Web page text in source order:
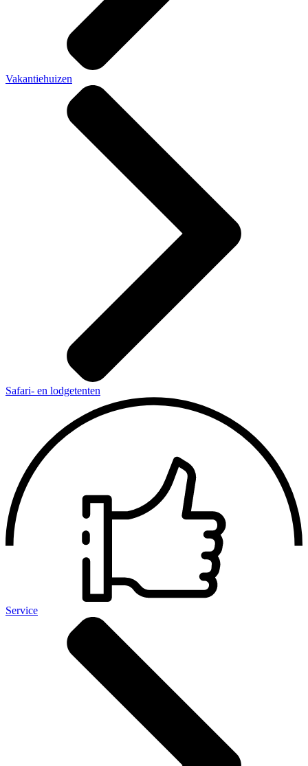
Vakantiehuizen
Safari- en lodgetenten
Service